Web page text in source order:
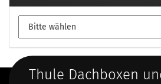
Thule Dachboxen